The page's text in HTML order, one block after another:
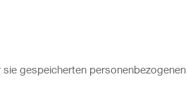
gespeicherten